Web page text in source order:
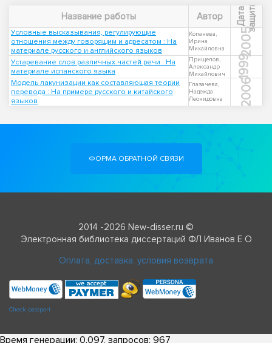
Название работы Автор Д
а
т
а
з
а
щ
и
т ы
Условные высказывания, регулирующие
отношения между говорящим и адресатом : На
материале русского и английского языков
Копанева,
Ирина
Михайловна
2005
Устаревание слов различных частей речи : На
материале испанского языка
Прищепов,
Александр
Михайлович
1999
Модель лакунизации как составляющая теории
перевода : На примере русского и китайского
языков
Глазачева,
Надежда
Леонидовна
2006
ФОРМА ОБРАТНОЙ СВЯЗИ
2014 -2026 New-disser.ru ©
Электронная библиотека диссертаций ФЛ Иванов Е О
Оплата, доставка, условия возврата
Check passport
Время генерации: 0.097, запросов: 967